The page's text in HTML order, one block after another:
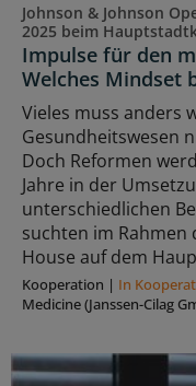
Johnson & Johnson
2025 beim
Impulse für den
Welches Mindset
Vieles muss anders
Gesundheitswesen
Doch Reformen
Jahre in der
unterschiedlichen
suchten im Rahmen
House auf dem
Kooperation | In
Medicine (Janssen-Cilag